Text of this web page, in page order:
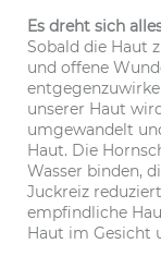
Es dreht sich
Sobald die Haut
und offene
unserer Haut
umgewandelt
Haut. Die
Wasser binden,
Juckreiz
empfindliche
Haut im Gesicht